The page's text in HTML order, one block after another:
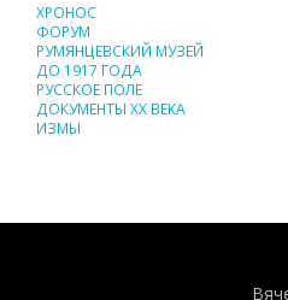
ХРОНОС
ФОРУМ
РУМЯНЦЕВСКИЙ МУЗЕЙ
ДО 1917 ГОДА
РУССКОЕ ПОЛЕ
ДОКУМЕНТЫ XX ВЕКА
ИЗМЫ